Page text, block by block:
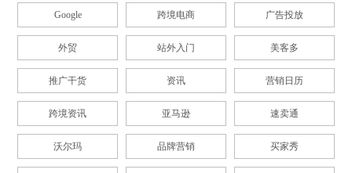
Google 跨境电商 广告投放
外贸 站外入门 美客多
推广干货 资讯 营销日历
跨境资讯 亚马逊 速卖通
沃尔玛 品牌营销 买家秀